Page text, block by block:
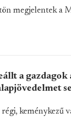
megjelentek a
a gazdagok
keménykezű